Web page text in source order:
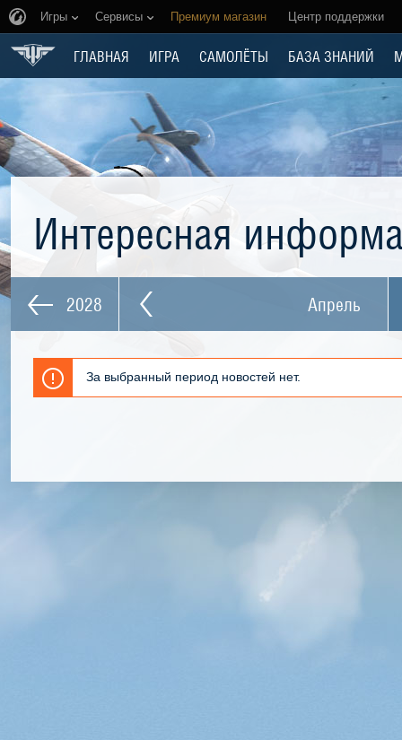
Игры Сервисы Премиум магазин Центр поддержки
ГЛАВНАЯ ИГРА САМОЛЁТЫ БАЗА ЗНАНИЙ
Интересная
2028 Апрель
За выбранный период новостей нет.